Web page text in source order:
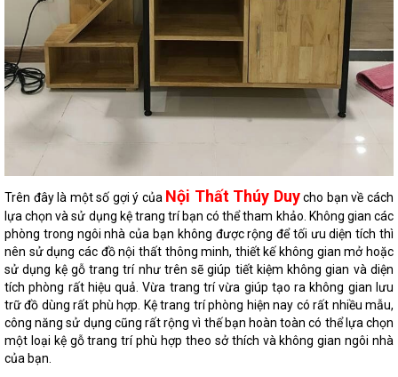
Trên đây là một số gợi ý của Nội Thất Thúy Duycho bạn về cách
lựa chọn và sử dụng kệ trang trí bạn có thể tham khảo. Không gian các
phòng trong ngôi nhà của bạn không được rộng để tối ưu diện tích thì
nên sử dụng các đồ nội thất thông minh, thiết kế không gian mở hoặc
sử dụng kệ gỗ trang trí như trên sẽ giúp tiết kiệm không gian và diện
tích phòng rất hiệu quả. Vừa trang trí vừa giúp tạo ra không gian lưu
trữ đồ dùng rất phù hợp. Kệ trang trí phòng hiện nay có rất nhiều mẫu,
công năng sử dụng cũng rất rộng vì thế bạn hoàn toàn có thể lựa chọn
một loại kệ gỗ trang trí phù hợp theo sở thích và không gian ngôi nhà
của bạn.